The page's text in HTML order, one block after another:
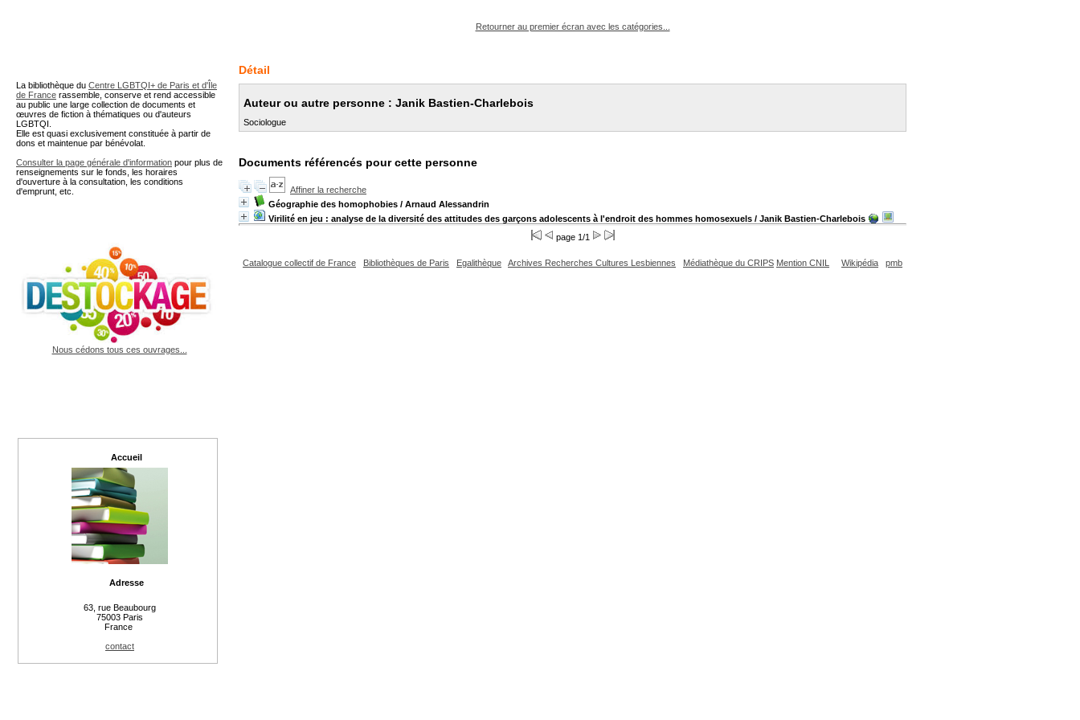
Retourner au premier écran avec les catégories...
Détail
Auteur ou autre personne : Janik Bastien-Charlebois
Sociologue
Documents référencés pour cette personne
Affiner la recherche
Géographie des homophobies / Arnaud Alessandrin
Virilité en jeu : analyse de la diversité des attitudes des garçons adolescents à l'endroit des hommes homosexuels / Janik Bastien-Charlebois
page 1/1
Catalogue collectif de France Bibliothèques de Paris Egalithèque Archives Recherches Cultures Lesbiennes Médiathèque du CRIPS Mention CNIL Wikipédia pmb
La bibliothèque du Centre LGBTQI+ de Paris et d'Île
de France rassemble, conserve et rend accessible
au public une large collection de documents et
œuvres de fiction à thématiques ou d'auteurs
LGBTQI.
Elle est quasi exclusivement constituée à partir de
dons et maintenue par bénévolat.
Consulter la page générale d'information pour plus de
renseignements sur le fonds, les horaires
d'ouverture à la consultation, les conditions
d'emprunt, etc.
Nous cédons tous ces ouvrages...
Accueil
Adresse
63, rue Beaubourg
75003 Paris
France
contact